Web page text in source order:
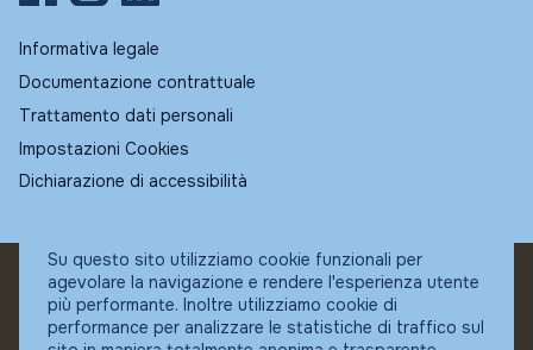
Informativa legale
Documentazione contrattuale
Trattamento dati personali
Impostazioni Cookies
Dichiarazione di accessibilità
© Fundstore
Collocatore autorizzato:
Banca Ifigest SpA
Su questo sito utilizziamo cookie funzionali per
agevolare la navigazione e rendere l'esperienza utente
più performante. Inoltre utilizziamo cookie di
performance per analizzare le statistiche di traffico sul